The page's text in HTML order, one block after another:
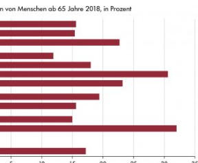
In
Lightbox
öffnen